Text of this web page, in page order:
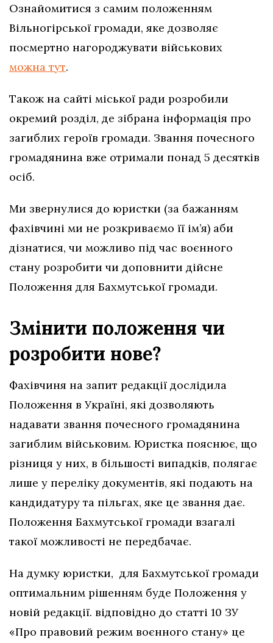
Ознайомитися з самим положенням
Вільногірської громади, яке дозволяє
посмертно нагороджувати військових
можна тут.
Також на сайті міської ради розробили
окремий розділ, де зібрана інформація про
загиблих героїв громади. Звання почесного
громадянина вже отримали понад 5 десятків
осіб.
Ми звернулися до юристки (за бажанням
фахівчині ми не розкриваємо її ім’я) аби
дізнатися, чи можливо під час воєнного
стану розробити чи доповнити дійсне
Положення для Бахмутської громади.
Змінити положення чи
розробити нове?
Фахівчиня на запит редакції дослідила
Положення в Україні, які дозволяють
надавати звання почесного громадянина
загиблим військовим. Юристка пояснює, що
різниця у них, в більшості випадків, полягає
лише у переліку документів, які подають на
кандидатуру та пільгах, яке це звання дає.
Положення Бахмутської громади взагалі
такої можливості не передбачає.
На думку юристки, для Бахмутської громади
оптимальним рішенням буде Положення у
новій редакції. відповідно до статті 10 ЗУ
«Про правовий режим воєнного стану» це